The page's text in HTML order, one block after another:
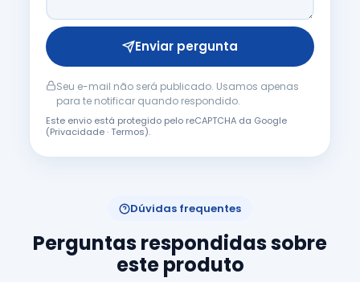
Enviar pergunta
Seu e-mail não será publicado. Usamos apenas
para te notificar quando respondido.
Este envio está protegido pelo reCAPTCHA da Google
(Privacidade·Termos).
Dúvidas frequentes
Perguntas respondidas sobre
este produto